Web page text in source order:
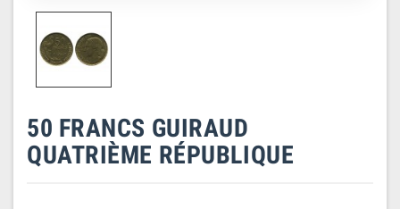
50 FRANCS GUIRAUD
QUATRIÈME RÉPUBLIQUE